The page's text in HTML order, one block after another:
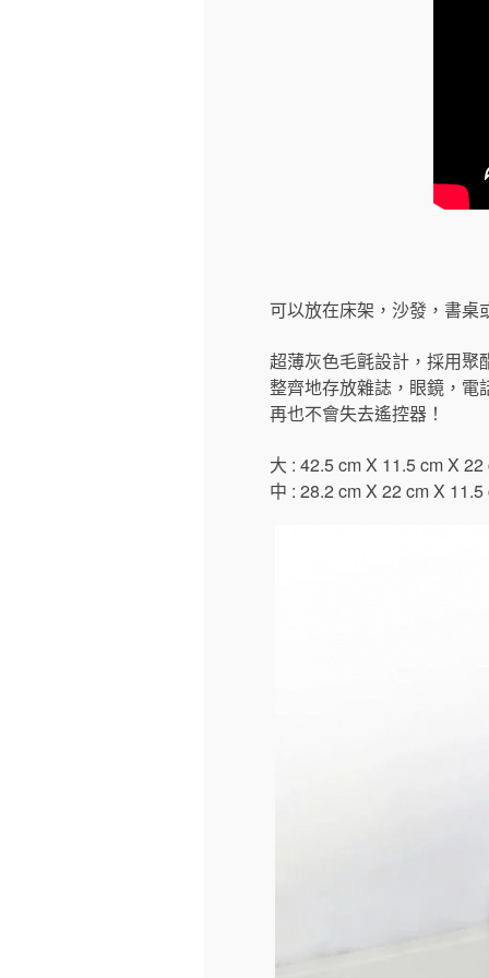
可以放在床架，沙發，書
超薄灰色毛氈設計，採用聚
整齊地存放雜誌，眼鏡，電
再也不會失去遙控器！
大 : 42.5 cm X 11.5 cm X 22
中 : 28.2 cm X 22 cm X 11.5